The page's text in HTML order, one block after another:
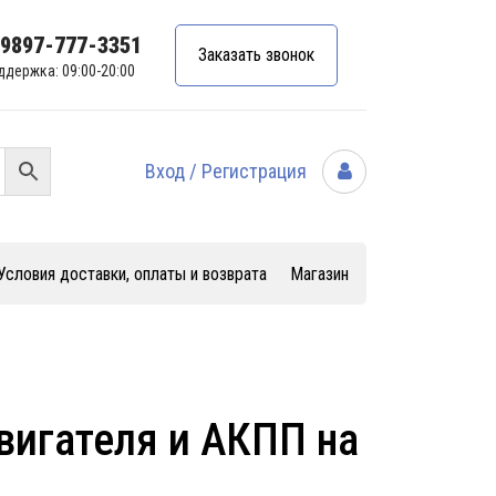
777-3351
09:00-20:00
Заказать звонок
Вход / Регистрация
доставки, оплаты и возврата Магазин
и АКПП на